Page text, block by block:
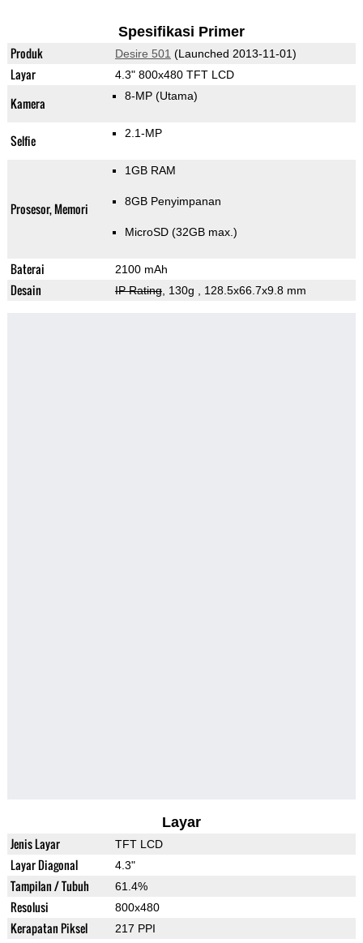
Spesifikasi Primer
Produk Desire 501 (Launched 2013-11-01)
Layar 4.3" 800x480 TFT LCD
Kamera 8-MP (Utama)
Selfie 2.1-MP
Prosesor, Memori
1GB RAM
8GB Penyimpanan
MicroSD (32GB max.)
Baterai 2100 mAh
Desain IP Rating, 130g , 128.5x66.7x9.8 mm
Layar
Jenis Layar TFT LCD
Layar Diagonal 4.3"
Tampilan / Tubuh 61.4%
Resolusi 800x480
Kerapatan Piksel 217 PPI